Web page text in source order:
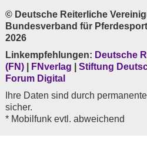
© Deutsche Reiterliche
Bundesverband für
2026
Linkempfehlungen: Deutsche
(FN)
FNverlag Stiftung
Forum Digital
Ihre Daten sind durch permanente
sicher.
* Mobilfunk evtl. abweichend